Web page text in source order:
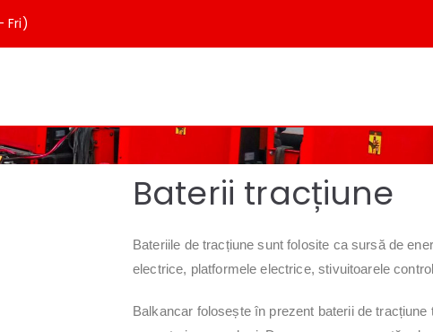
Fri)
Baterii tracțiune
Bateriile de tracțiune sunt folosite ca sursă de
electrice, platformele electrice, stivuitoarele
Balkancar folosește în prezent baterii de